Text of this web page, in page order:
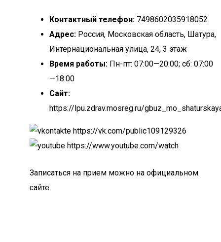
Контактный телефон: 7498602035918052
Адрес: Россия, Московская область, Шатура,
Интернациональная улица, 24, 3 этаж
Время работы: Пн-пт: 07:00—20:00; сб: 07:00
—18:00
Сайт:
https://lpu.zdrav.mosreg.ru/
https://vk.com/public109129326
https://www.youtube.com/watch
Записаться на прием можно на официальном
сайте.